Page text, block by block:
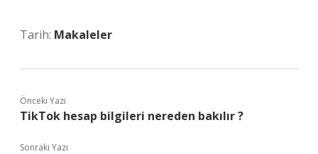
Tarih: Makaleler
Önceki Yazı
TikTok hesap bilgileri nereden bakılır ?
Sonraki Yazı